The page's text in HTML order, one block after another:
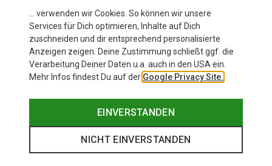
Herren T-Shirt
CHF 9.50
CMP
Herren Co T-Shirt
CHF 10.85
4XL
… verwenden wir Cookies. So können wir unsere
Services für Dich optimieren, Inhalte auf Dich
zuschneiden und dir entsprechend personalisierte
Anzeigen zeigen. Deine Zustimmung schließt ggf. die
Verarbeitung Deiner Daten u.a. auch in den USA ein.
Mehr Infos findest Du auf der Google Privacy Site.
EINVERSTANDEN
NICHT EINVERSTANDEN